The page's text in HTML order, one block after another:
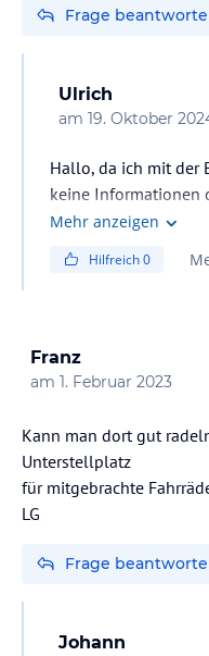
Frage
Ulrich
am 19. Oktober
Hallo, da ich mit der
keine Informationen
Mehr anzeigen
Hilfreich0
Franz
am 1. Februar 2023
Kann man dort gut
Unterstellplatz
für mitgebrachte
LG
Frage
Johann